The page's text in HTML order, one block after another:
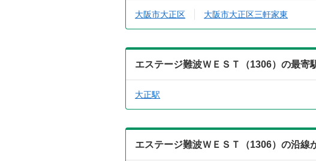
大阪市大正区 大阪市大正区三軒家東
エステージ難波ＷＥＳＴ（1306）の最寄
大正駅
エステージ難波ＷＥＳＴ（1306）の沿線